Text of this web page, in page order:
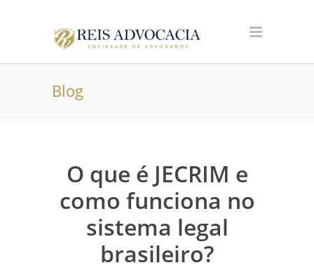
Blog
O que é JECRIM e
como funciona no
sistema legal
brasileiro?